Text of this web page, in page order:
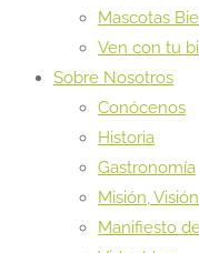
Mascotas
Ven con tu
Sobre Nosotros
Conócenos
Historia
Gastronomía
Misión,
Manifiesto